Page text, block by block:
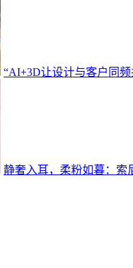
“AI+3D让设计与客户同
静奢入耳，柔粉如暮：索